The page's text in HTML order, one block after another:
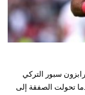
سبور التركي
تحولت الصفقة إلى